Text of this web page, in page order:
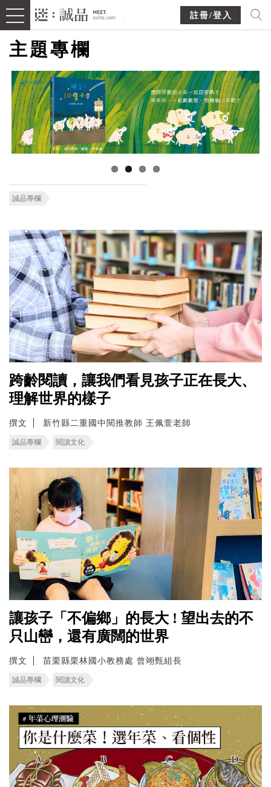
註冊/登入
主題專欄
誠品專欄
跨齡閱讀，讓我們看見孩子正在長大、
理解世界的樣子
撰文 新竹縣二重國中閱推教師 王佩萱老師
誠品專欄 閱讀文化
讓孩子「不偏鄉」的長大 ! 望出去的不
只山巒，還有廣闊的世界
撰文 苗栗縣栗林國小教務處 曾翊甄組長
誠品專欄 閱讀文化